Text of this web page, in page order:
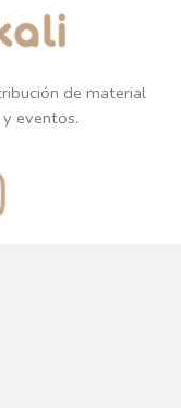
de material
eventos.